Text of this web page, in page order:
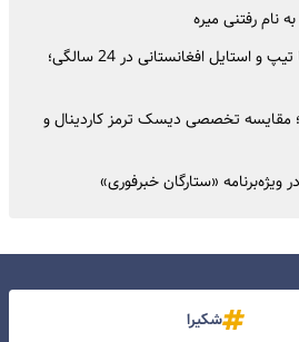
نام رفتنی میره
سفر به گذشته؛ گوگوش با تیپ و استایل افغانستانی در 24 سالگی؛
مقایسه تخصصی دیسک ترمز کاردینال و
«ستارگان خبرفوری»
شکیرا